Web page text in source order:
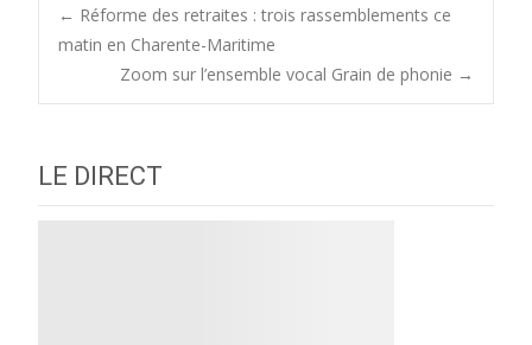
Post
navigation
← Réforme des retraites : trois rassemblements ce
matin en Charente-Maritime
Zoom sur l’ensemble vocal Grain de phonie →
LE DIRECT